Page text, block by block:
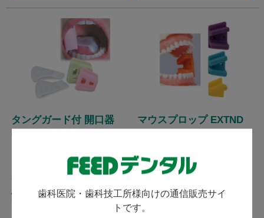
歯科医院・歯科技工所様向けの通信販売サイ
トです。
タングガード付 開口器
タングガード付きの開口器で
す。
発送： 翌営業日
5,055
マウスプロップ EXTND
Plasdent プラスデント / サイ
ズ・カラーが選べる開口器。
翌営業日
3,115
（税込）～